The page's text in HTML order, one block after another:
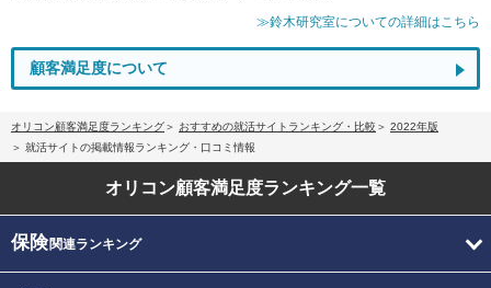
≫鈴木研究室についての詳細はこちら
顧客満足度について
オリコン顧客満足度ランキング おすすめの就活サイトランキング・比較
2022年版
就活サイトの掲載情報ランキング・口コミ情報
オリコン顧客満足度ランキング一覧
保険関連ランキング